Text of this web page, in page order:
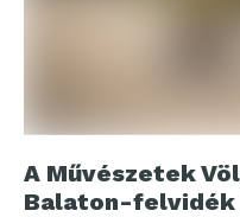
A Művészetek
Balaton-felvidék